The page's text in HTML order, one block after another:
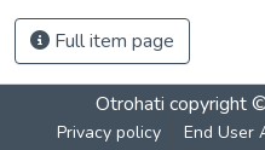
Full item page
Otrohati copyright
Privacy policy End User